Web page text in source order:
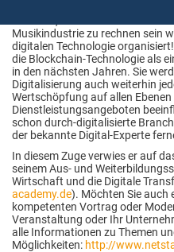
Im Zuge der Diskussion machte
wird sein, mit welchen weiteren
Musikindustrie zu rechnen sein
digitalen Technologie
die Blockchain-Technologie als
in den nächsten Jahren. Sie
Digitalisierung auch weiterhin
Wertschöpfung auf allen
Dienstleistungsangeboten
schon durch-digitalisierte
der bekannte Digital-Experte
In diesem Zuge verwies er auf
seinem Aus- und
Wirtschaft und die Digitale
academy.de). Möchten Sie auch
kompetenten Vortrag oder
Veranstaltung oder Ihr
alle Informationen zu Themen
Möglichkeiten: http://